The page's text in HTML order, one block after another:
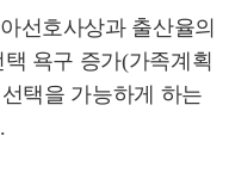
선호사상과 출산율의
욕구 증가(가족계획
택을 가능하게 하는